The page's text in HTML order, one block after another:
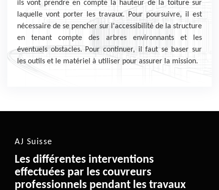
ils vont prendre en compte la hauteur de la toiture sur
laquelle vont porter les travaux. Pour poursuivre, il est
nécessaire de se pencher sur l'accessibilité de la structure
en tenant compte des arbres environnants et les
éventuels obstacles. Pour continuer, il faut se baser sur
les outils et le matériel à utiliser pour assurer la mission.
AJ Suisse
Les différentes interventions
effectuées par les couvreurs
professionnels pendant les travaux